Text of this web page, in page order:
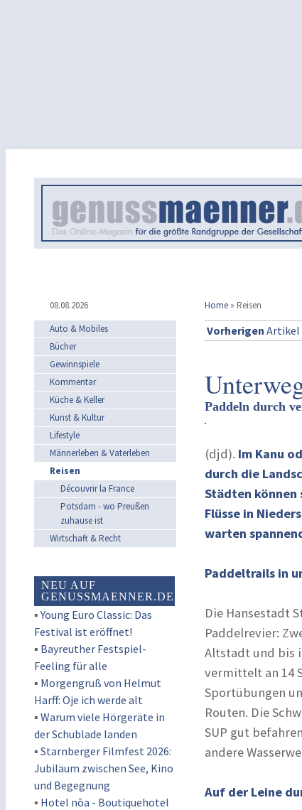
08.08.2026 Home » Reisen
Auto & Mobiles
Bücher
Gewinnspiele
Kommentar
Küche & Keller
Kunst & Kultur
Lifestyle
Männerleben & Vaterleben
Reisen
Découvrir la France
Potsdam - wo Preußen
zuhause ist
Wirtschaft & Recht
NEU AUF
GENUSSMAENNER.DE
▪Young Euro Classic: Das
Festival ist eröffnet!
▪ Bayreuther Festspiel-
Feeling für alle
▪ Morgengruß von Helmut
Harff: Oje ich werde alt
▪ Warum viele Hörgeräte in
der Schublade landen
▪ Starnberger Filmfest 2026:
Jubiläum zwischen See, Kino
und Begegnung
▪ Hotel nōa - Boutiquehotel
Vorherigen Artikel
Paddeln durch
(djd). Im Kanu
durch die
Städten können
Flüsse in
warten
Paddeltrails in
Die Hansestadt
Paddelrevier:
Altstadt und bis
vermittelt an 14
Sportübungen
Routen. Die
SUP gut
andere
Auf der Leine